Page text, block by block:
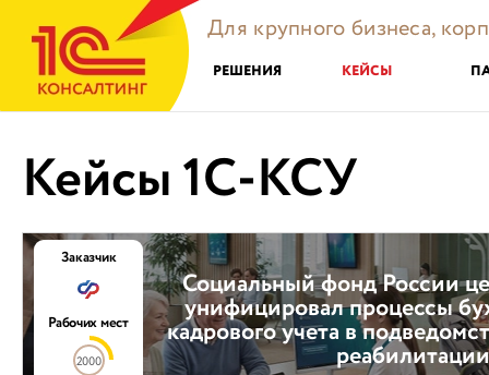
Для крупного бизнеса,
РЕШЕНИЯ КЕЙСЫ
Кейсы 1С-КСУ
Социальный фонд России
унифицировал процессы
кадрового учета в
реабилитации
Заказчик
Рабочих мест
2000